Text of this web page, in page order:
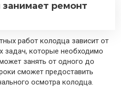
ремонт
работ колодца зависит от
задач, которые необходимо
занять от одного до
сможет предоставить
осмотра колодца.